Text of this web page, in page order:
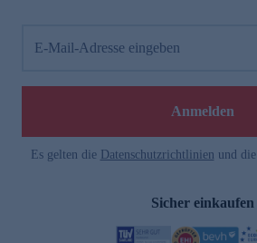
E-Mail-Adresse eingeben
Anmelden
Es gelten die Datenschutzrichtlinien und die
Sicher einkaufen